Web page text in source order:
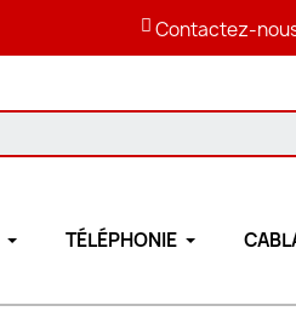
Contactez-
TÉLÉPHONIE